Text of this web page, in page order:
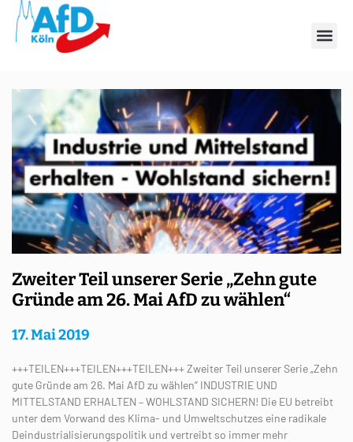
Tag: 17. Mai 2019
Zweiter Teil unserer Serie „Zehn gute
Gründe am 26. Mai AfD zu wählen“
17. Mai 2019
+++TEILEN+++TEILEN+++TEILEN+++ Zweiter Teil unserer Serie „Zehn
gute Gründe am 26. Mai AfD zu wählen“ INDUSTRIE UND
MITTELSTAND ERHALTEN – WOHLSTAND SICHERN! Die EU betreibt
unter dem Vorwand des Klima- und Umweltschutzes eine radikale
Deindustrialisierungspolitik und vertreibt so immer mehr